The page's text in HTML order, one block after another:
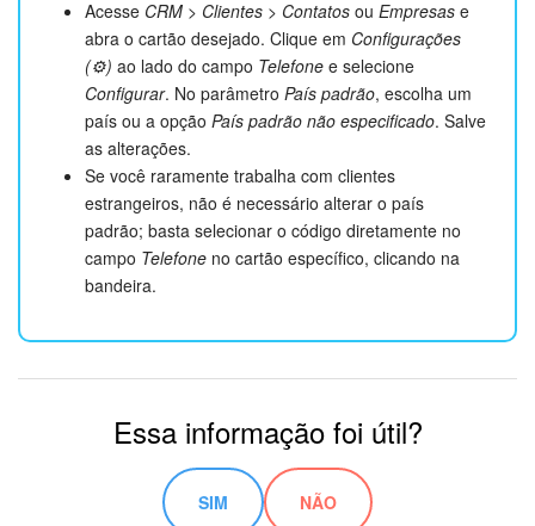
Acesse CRM > Clientes > Contatos ou Empresas e
abra o cartão desejado. Clique em Configurações
(⚙️) ao lado do campo Telefone e selecione
Configurar. No parâmetro País padrão, escolha um
país ou a opção País padrão não especificado. Salve
as alterações.
Se você raramente trabalha com clientes
estrangeiros, não é necessário alterar o país
padrão; basta selecionar o código diretamente no
campo Telefone no cartão específico, clicando na
bandeira.
Essa informação foi útil?
SIM NÃO